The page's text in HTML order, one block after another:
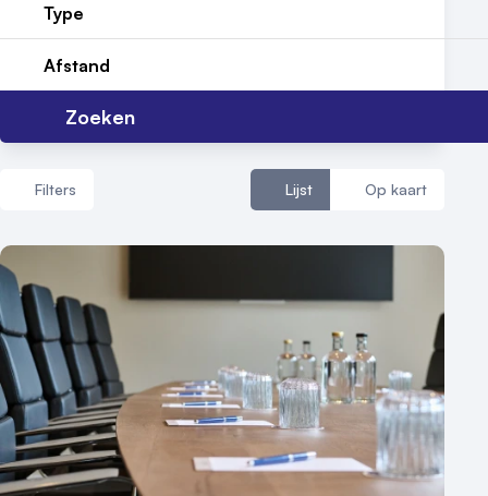
Type
Afstand
Zoeken
Filters Lijst Op kaart
Aantal zalen
1 - 5 zalen
6 - 10 zalen
10 of meer zalen
Aantal personen
1 - 50 personen
50 - 100 personen